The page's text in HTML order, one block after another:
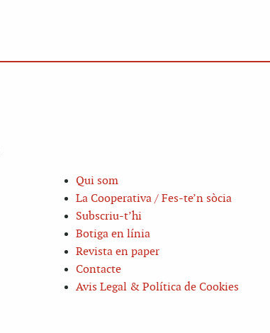
Qui som
La Cooperativa / Fes-te’n sòcia
Subscriu-t’hi
Botiga en línia
Revista en paper
Contacte
Avis Legal & Política de Cookies